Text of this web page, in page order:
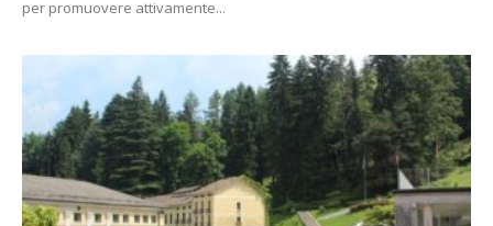
per promuovere attivamente...